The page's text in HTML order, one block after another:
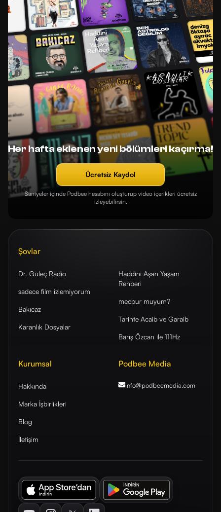
Her hafta eklenen yeni bölümleri kaçırma!
Ücretsiz Kaydol
Saniyeler içinde Podbee hesabını oluşturup video içerikleri ücretsiz
izleyebilirsin.
Şovlar
Dr. Güleç Radio
sadece film izlemiyorum
Bakıcaz
Karanlık Dosyalar
Haddini Aşan Yaşam
Rehberi
mecbur muyum?
Tarihte Acaib ve Garaib
Barış Özcan ile 111Hz
Kurumsal
Hakkında
Marka İşbirlikleri
Blog
İletişim
Podbee Media
info@podbeemedia.com